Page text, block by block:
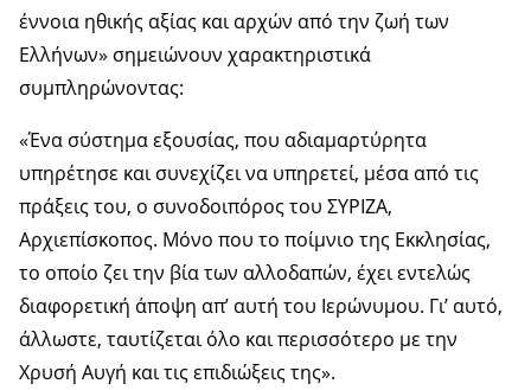
έννοια ηθικής αξίας και αρχών από την ζωή των
Ελλήνων» σημειώνουν χαρακτηριστικά
συμπληρώνοντας:
«Ένα σύστημα εξουσίας, που αδιαμαρτύρητα
υπηρέτησε και συνεχίζει να υπηρετεί, μέσα από τις
πράξεις του, ο συνοδοιπόρος του ΣΥΡΙΖΑ,
Αρχιεπίσκοπος. Μόνο που το ποίμνιο της Εκκλησίας,
το οποίο ζει την βία των αλλοδαπών, έχει εντελώς
διαφορετική άποψη απ’ αυτή του Ιερώνυμου. Γι’ αυτό,
άλλωστε, ταυτίζεται όλο και περισσότερο με την
Χρυσή Αυγή και τις επιδιώξεις της».